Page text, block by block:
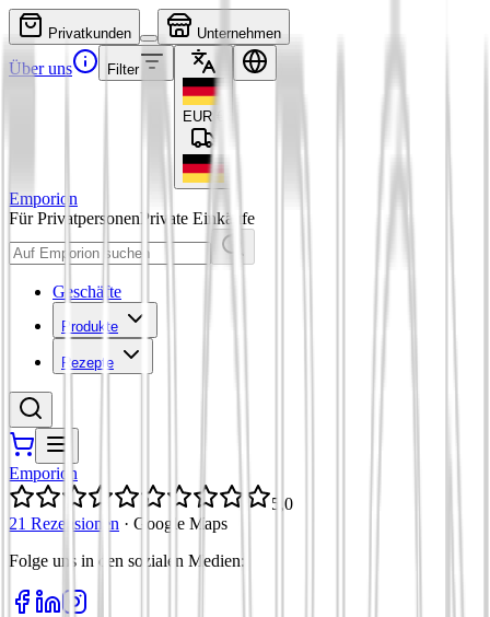
Privatkunden Unternehmen
Über uns Filter
EUR
Emporion
Für PrivatpersonenPrivate Einkäufe
Geschäfte
Produkte
Rezepte
Emporion
5,0
21 Rezensionen · Google Maps
Folge uns in den sozialen Medien: